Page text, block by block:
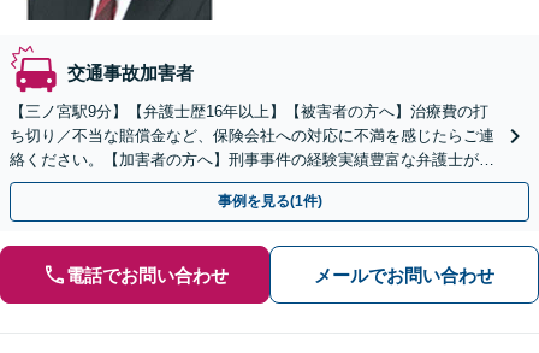
交通事故加害者
【三ノ宮駅9分】【弁護士歴16年以上】【被害者の方へ】治療費の打
ち切り／不当な賠償金など、保険会社への対応に不満を感じたらご連
絡ください。【加害者の方へ】刑事事件の経験実績豊富な弁護士が石
鹸から裁判までサポートします。【初回相談無料】
事例を見る(1件)
電話でお問い合わせ メールでお問い合わせ